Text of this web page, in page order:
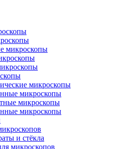
микроскопы
микроскопы
микроскопы
микроскопы
микроскопы
и стёкла
микроскопов